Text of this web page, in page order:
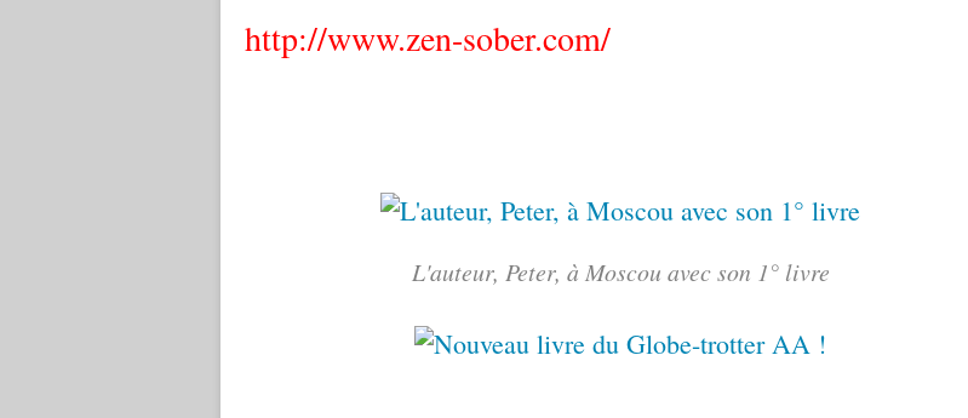
http://www.zen-sober.com/
L'auteur, Peter, à Moscou avec son 1° livre